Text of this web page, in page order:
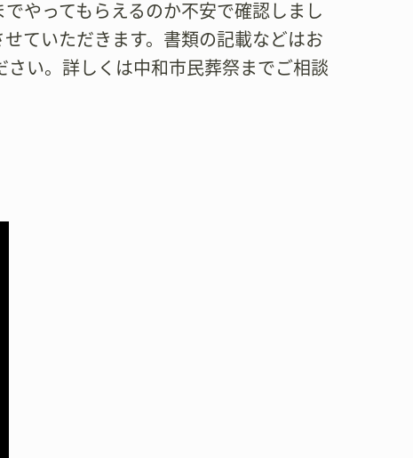
やってもらえるのか不安で確認しまし
ていただきます。書類の記載などはお
い。詳しくは中和市民葬祭までご相談